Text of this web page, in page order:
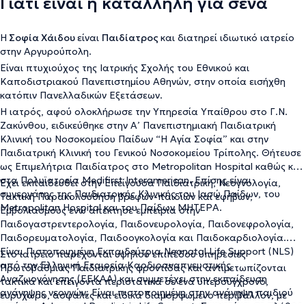
Η Σοφία Χάιδουείναι Παιδίατροςκαι διατηρεί ιδιωτικό ιατρείο
στην Αργυρούπολη.
Είναι πτυχιούχος της Ιατρικής Σχολής του Εθνικού και
Καποδιστριακού Πανεπιστημίου Αθηνών, στην οποία εισήχθη
κατόπιν Πανελλαδικών Εξετάσεων.
Η ιατρός, αφού ολοκλήρωσε την Υπηρεσία Υπαίθρου στο Γ.Ν.
Ζακύνθου, ειδικεύθηκε στην Α’ Πανεπιστημιακή Παιδιατρική
Κλινική του Νοσοκομείου Παίδων “Η Αγία Σοφία” και στην
Παιδιατρική Κλινική του Γενικού Νοσοκομείου Τρίπολης. Θήτευσε
ως Επιμελήτρια Παιδίατρος στο Metropolitan Hospital καθώς και
στα Πολυϊατρεία Medifirst Interamerican. Επίσης είναι
συνεργάτης της Παιδιατρικής Κλινικής του Ιασώ Παίδων, του
Metropolitan Hospital και του Παίδων ΜΗΤΕΡΑ.
Έχει εκπαιδευθεί στην Επείγουσα Παιδιατρική, Νεογνολογία,
Τακτική Παρακολούθηση βρεφών-παιδιών και εφήβων,
Εμβολιασμούς ενώ απέκτησε εμπειρία στην
Παιδογαστρεντερολογία, Παιδονευρολογία, Παιδονεφρολογία,
Παιδορευματολογία, Παιδοογκολογία και Παιδοκαρδιολογία.
Είναι Πιστοποιημένη Εκπαιδεύτρια Neonatal Life Support (NLS)
από την Ελληνική Εταιρεία Καρδιοαναπνευστικής
Αναζωογόνησης (ΕΕΚΑΑ) και συμμετέχει στην εκπαίδευση
ανάνηψης νεογνών. Είναι πιστοποιημένη στην ανάνηψη παιδιού
Στο ιατρείο παρέχονται υψηλού επιπέδου υπηρεσίες
Πρωτοβάθμιας Παιδιατρικής φροντίδας και αντιμετωπίζονται
τακτικά και επείγοντα περιστατικά σε ένα υπερσύγχρονο,
ευρύχωρο, ασφαλές και ειδικά διαμορφωμένο περιβάλλον, με